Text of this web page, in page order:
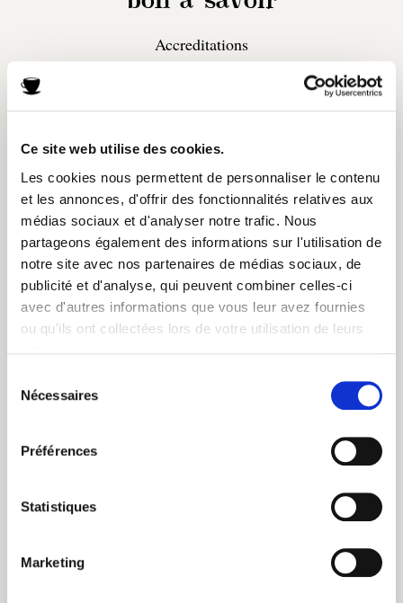
Ce site web utilise des cookies.
Les cookies nous permettent de personnaliser le contenu
et les annonces, d'offrir des fonctionnalités relatives aux
médias sociaux et d'analyser notre trafic. Nous
partageons également des informations sur l'utilisation de
notre site avec nos partenaires de médias sociaux, de
publicité et d'analyse, qui peuvent combiner celles-ci
avec d'autres informations que vous leur avez fournies
ou qu'ils ont collectées lors de votre utilisation de leurs
Nécessaires
Préférences
Statistiques
Marketing
Accreditations
douce. Faites bouillir et
avant de verser sur le sachet
pendant 2 à 5 minutes.